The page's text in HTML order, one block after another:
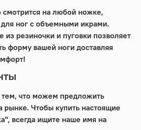
смотрится на любой ножке,
ног с объемными икрами.
из резиночки и пуговки позволяет
форму вашей ноги доставляя
что можем предложить
рынке. Чтобы купить настоящие
всегда ищите наше имя на